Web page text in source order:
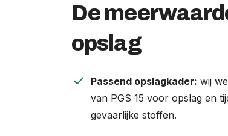
De
opslag
check Passend opslagkader: wij
van PGS 15 voor opslag en
gevaarlijke stoffen.